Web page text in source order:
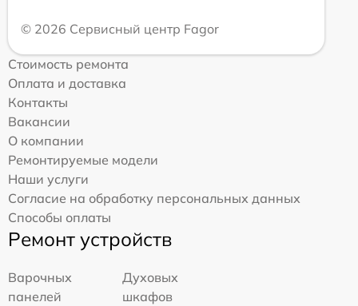
© 2026 Сервисный центр Fagor
Стоимость ремонта
Оплата и доставка
Контакты
Вакансии
О компании
Ремонтируемые модели
Наши услуги
Согласие на обработку персональных данных
Способы оплаты
Ремонт устройств
Варочных
панелей
Духовых
шкафов